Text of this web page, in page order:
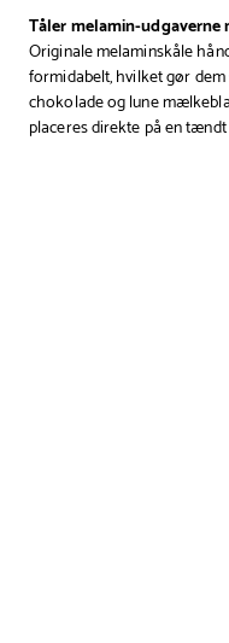
Tåler melamin-udgaverne
Originale melaminskåle
formidabelt, hvilket gør
chokolade og lune
placeres direkte på en